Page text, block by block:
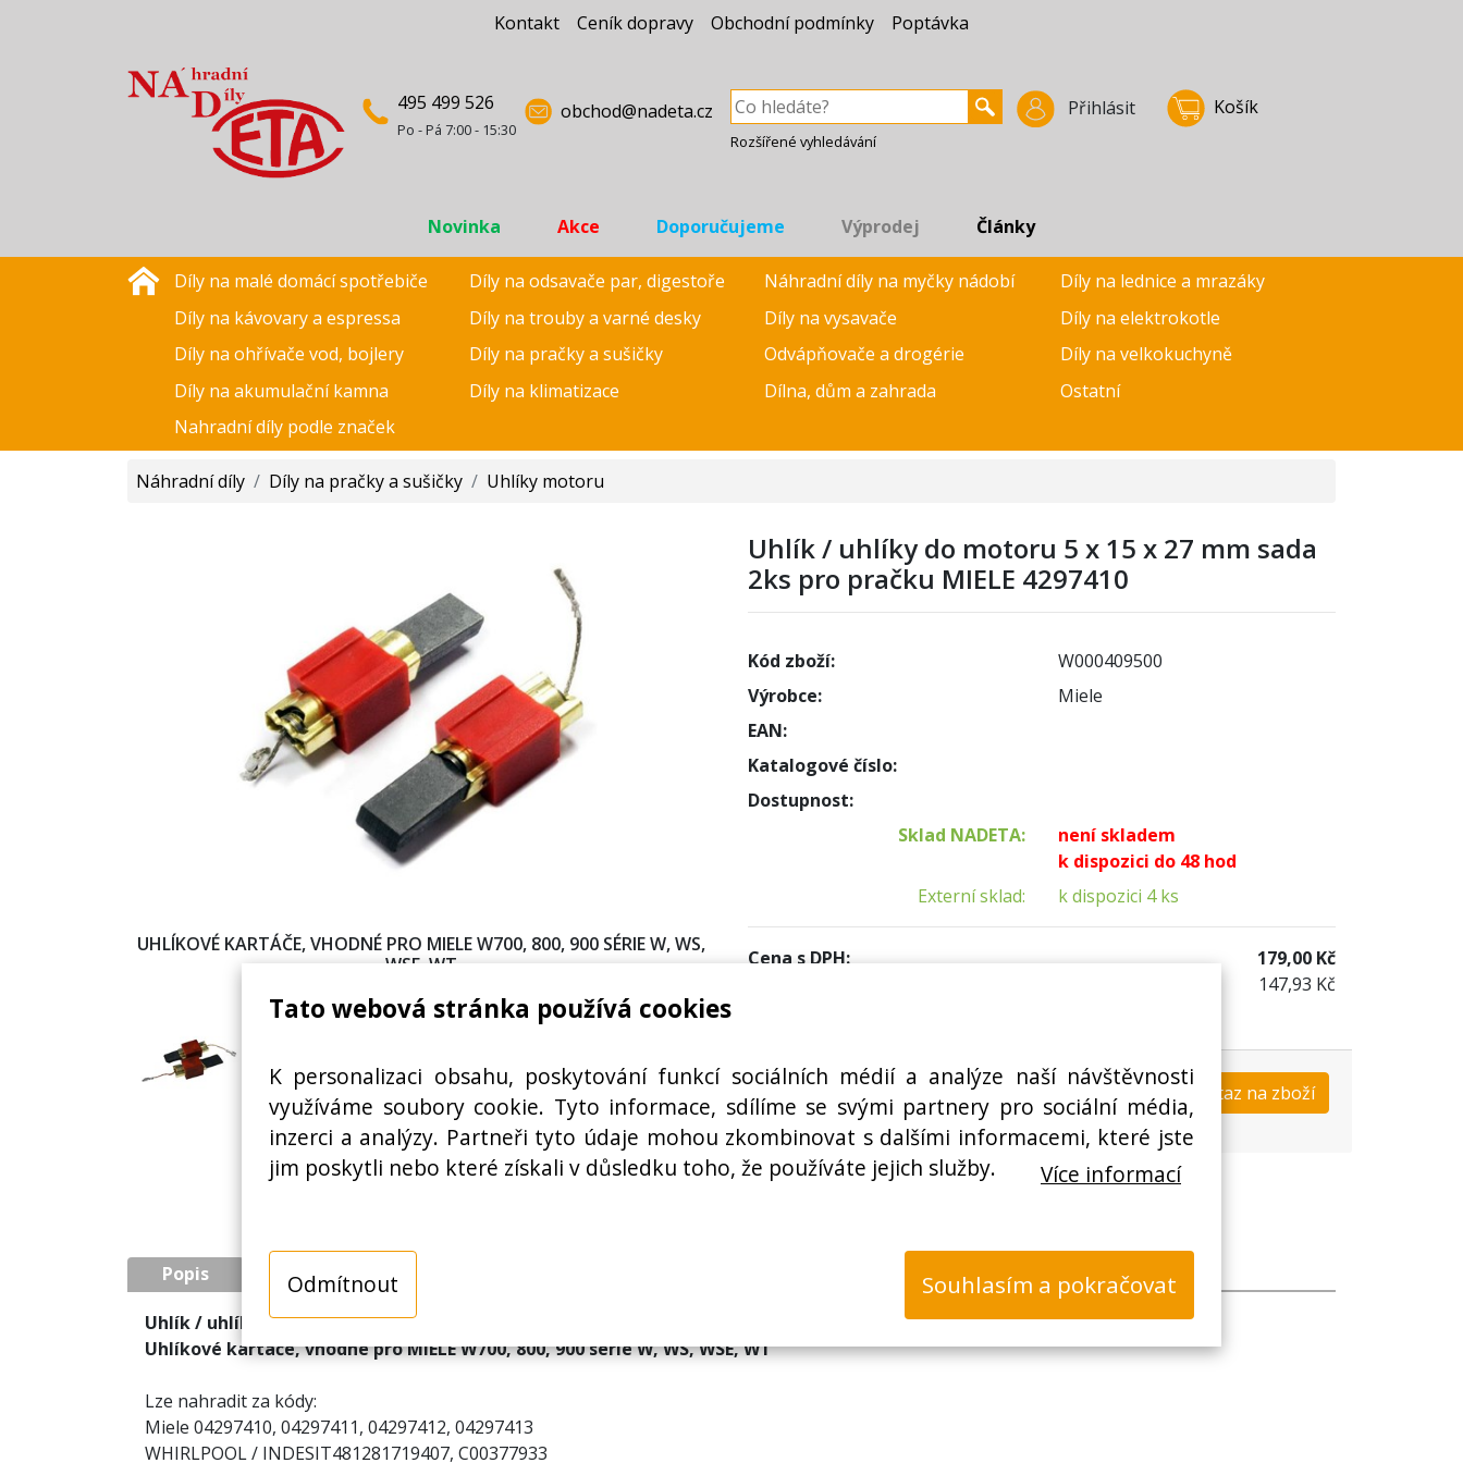
Tato webová stránka používá cookies
K personalizaci obsahu, poskytování funkcí sociálních médií a analýze naší návštěvnosti
využíváme soubory cookie. Tyto informace, sdílíme se svými partnery pro sociální média,
inzerci a analýzy. Partneři tyto údaje mohou zkombinovat s dalšími informacemi, které jste
jim poskytli nebo které získali v důsledku toho, že používáte jejich služby.
Více informací
Souhlasím a pokračovat
Odmítnout
Kontakt Ceník dopravy Obchodní podmínky Poptávka
495 499 526
Po - Pá 7:00 - 15:30
obchod@nadeta.cz Přihlásit Košík
Rozšířené vyhledávání
Novinka Akce Doporučujeme Výprodej Články
Díly na malé domácí spotřebiče Díly na odsavače par, digestoře Náhradní díly na myčky nádobí
Díly na lednice a mrazáky
Díly na kávovary a espressa
Díly na trouby a varné desky Díly na vysavače
Díly na elektrokotle
Díly na ohřívače vod, bojlery
Díly na pračky a sušičky Odvápňovače a drogérie
Díly na velkokuchyně
Díly na akumulační kamna
Díly na klimatizace Dílna, dům a zahrada
Ostatní
Nahradní díly podle značek
Náhradní díly / Díly na pračky a sušičky / Uhlíky motoru
UHLÍKOVÉ KARTÁČE, VHODNÉ PRO MIELE W700, 800, 900 SÉRIE W, WS,
WSE, WT
Uhlík / uhlíky do motoru 5 x 15 x 27 mm sada
2ks pro pračku MIELE 4297410
Kód zboží:
W000409500
Výrobce:
Miele
EAN:
Katalogové číslo:
Dostupnost:
Sklad NADETA:
není skladem
k dispozici do 48 hod
Externí sklad:
k dispozici 4 ks
Cena s DPH:
179,00 Kč
147,93 Kč
ks Koupit Dotaz na zboží
Popis
Uhlík / uhlíky do motoru 5 x 15 x 27 mm sada 2ks pro pračku MIELE 4297410
Uhlíkové kartáče, vhodné pro MIELE W700, 800, 900 série W, WS, WSE, WT
Lze nahradit za kódy:
Miele 04297410, 04297411, 04297412, 04297413
WHIRLPOOL / INDESIT481281719407, C00377933